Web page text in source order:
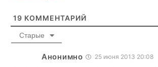
19 КОММЕНТАРИЙ
Старые
Анонимно 25 июня 2013 20:08